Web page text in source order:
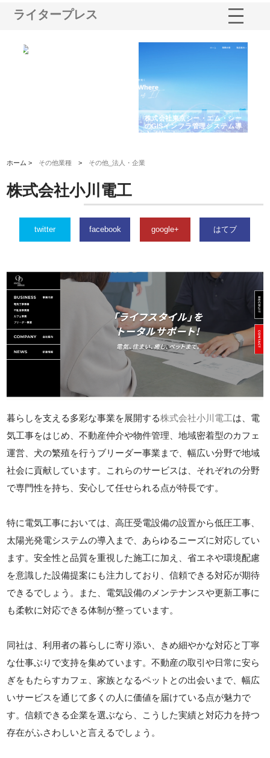
ライタープレス
株式会社東京シー・エム・シー
のGISインフラ管理システム導
入メリット
ホーム > その他業種 > その他_法人・企業
株式会社小川電工
twitter facebook google+ はてブ
暮らしを支える多彩な事業を展開する株式会社小川電工は、電
気工事をはじめ、不動産仲介や物件管理、地域密着型のカフェ
運営、犬の繁殖を行うブリーダー事業まで、幅広い分野で地域
社会に貢献しています。これらのサービスは、それぞれの分野
で専門性を持ち、安心して任せられる点が特長です。
特に電気工事においては、高圧受電設備の設置から低圧工事、
太陽光発電システムの導入まで、あらゆるニーズに対応してい
ます。安全性と品質を重視した施工に加え、省エネや環境配慮
を意識した設備提案にも注力しており、信頼できる対応が期待
できるでしょう。また、電気設備のメンテナンスや更新工事に
も柔軟に対応できる体制が整っています。
同社は、利用者の暮らしに寄り添い、きめ細やかな対応と丁寧
な仕事ぶりで支持を集めています。不動産の取引や日常に安ら
ぎをもたらすカフェ、家族となるペットとの出会いまで、幅広
いサービスを通じて多くの人に価値を届けている点が魅力で
す。信頼できる企業を選ぶなら、こうした実績と対応力を持つ
存在がふさわしいと言えるでしょう。